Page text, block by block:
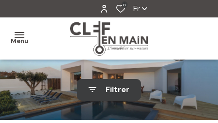
0 Fr
Menu
MON
AGENCE
MES
Filtrer